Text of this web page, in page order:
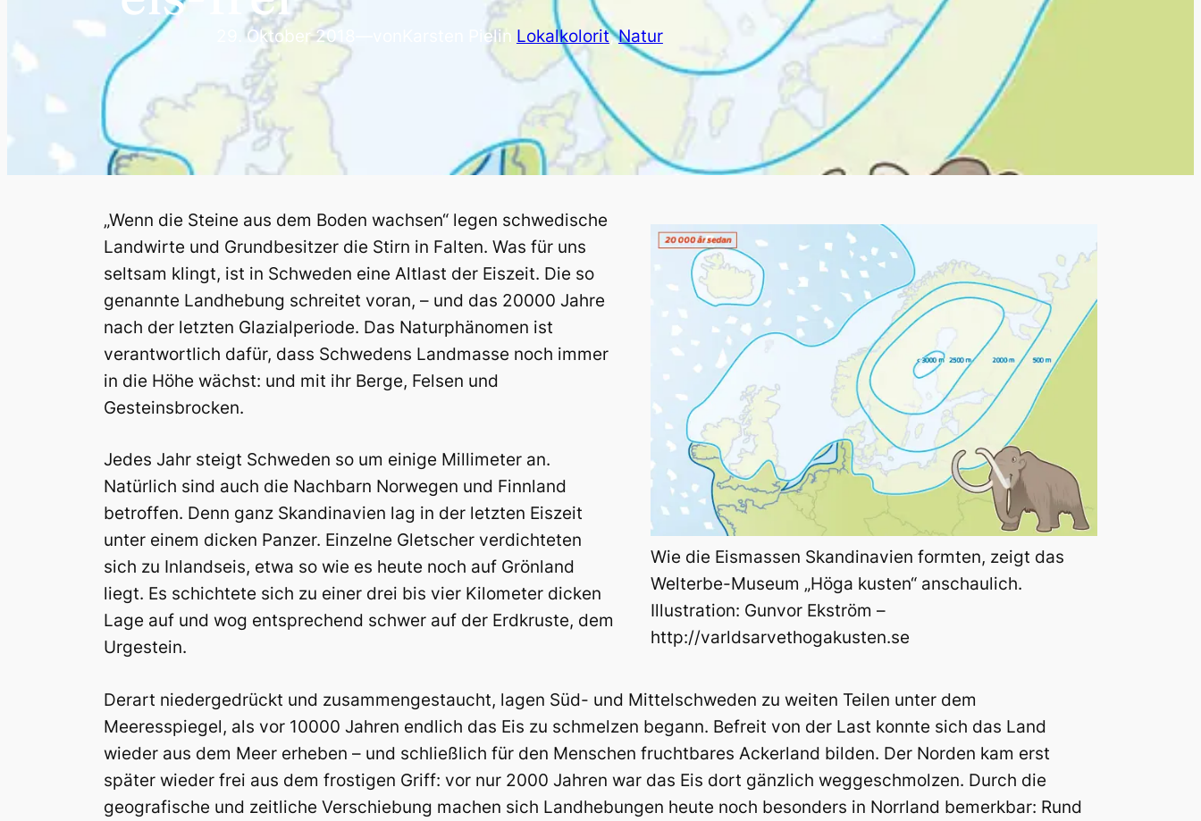
29. Oktober 2018 Karsten Pielin Lokalkolorit, Natur
Wie die Eismassen Skandinavien formten, zeigt das
Welterbe-Museum „Höga kusten“ anschaulich.
Illustration: Gunvor Ekström –
http://varldsarvethogakusten.se
„Wenn die Steine aus dem Boden wachsen“ legen schwedische
Landwirte und Grundbesitzer die Stirn in Falten. Was für uns
seltsam klingt, ist in Schweden eine Altlast der Eiszeit. Die so
genannte Landhebung schreitet voran, – und das 20000 Jahre
nach der letzten Glazialperiode. Das Naturphänomen ist
verantwortlich dafür, dass Schwedens Landmasse noch immer
in die Höhe wächst: und mit ihr Berge, Felsen und
Gesteinsbrocken.
Jedes Jahr steigt Schweden so um einige Millimeter an.
Natürlich sind auch die Nachbarn Norwegen und Finnland
betroffen. Denn ganz Skandinavien lag in der letzten Eiszeit
unter einem dicken Panzer. Einzelne Gletscher verdichteten
sich zu Inlandseis, etwa so wie es heute noch auf Grönland
liegt. Es schichtete sich zu einer drei bis vier Kilometer dicken
Lage auf und wog entsprechend schwer auf der Erdkruste, dem
Urgestein.
Derart niedergedrückt und zusammengestaucht, lagen Süd- und Mittelschweden zu weiten Teilen unter dem
Meeresspiegel, als vor 10000 Jahren endlich das Eis zu schmelzen begann. Befreit von der Last konnte sich das Land
wieder aus dem Meer erheben – und schließlich für den Menschen fruchtbares Ackerland bilden. Der Norden kam erst
später wieder frei aus dem frostigen Griff: vor nur 2000 Jahren war das Eis dort gänzlich weggeschmolzen. Durch die
geografische und zeitliche Verschiebung machen sich Landhebungen heute noch besonders in Norrland bemerkbar: Rund